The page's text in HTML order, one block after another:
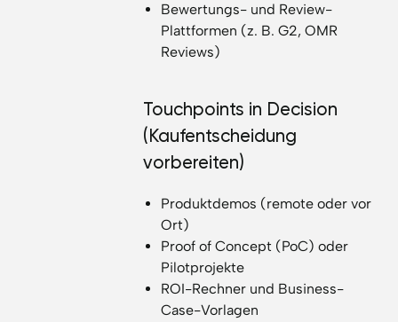
Bewertungs- und Review-
Plattformen (z. B. G2, OMR
Reviews)
Touchpoints in Decision
(Kaufentscheidung
vorbereiten)
Produktdemos (remote oder vor
Ort)
Proof of Concept (PoC) oder
Pilotprojekte
ROI-Rechner und Business-
Case-Vorlagen